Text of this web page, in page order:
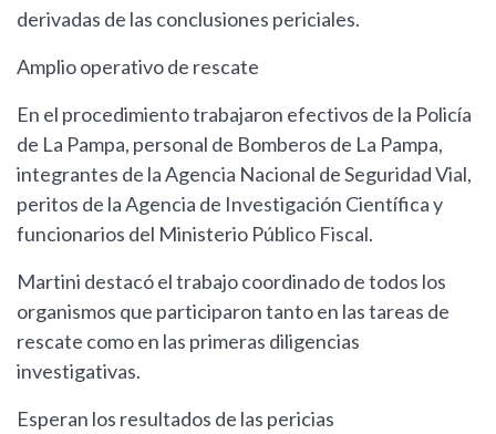
derivadas de las conclusiones periciales.
Amplio operativo de rescate
En el procedimiento trabajaron efectivos de la Policía
de La Pampa, personal de Bomberos de La Pampa,
integrantes de la Agencia Nacional de Seguridad Vial,
peritos de la Agencia de Investigación Científica y
funcionarios del Ministerio Público Fiscal.
Martini destacó el trabajo coordinado de todos los
organismos que participaron tanto en las tareas de
rescate como en las primeras diligencias
investigativas.
Esperan los resultados de las pericias